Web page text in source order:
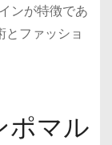
ンが特徴であ
とファッショ
ポマル